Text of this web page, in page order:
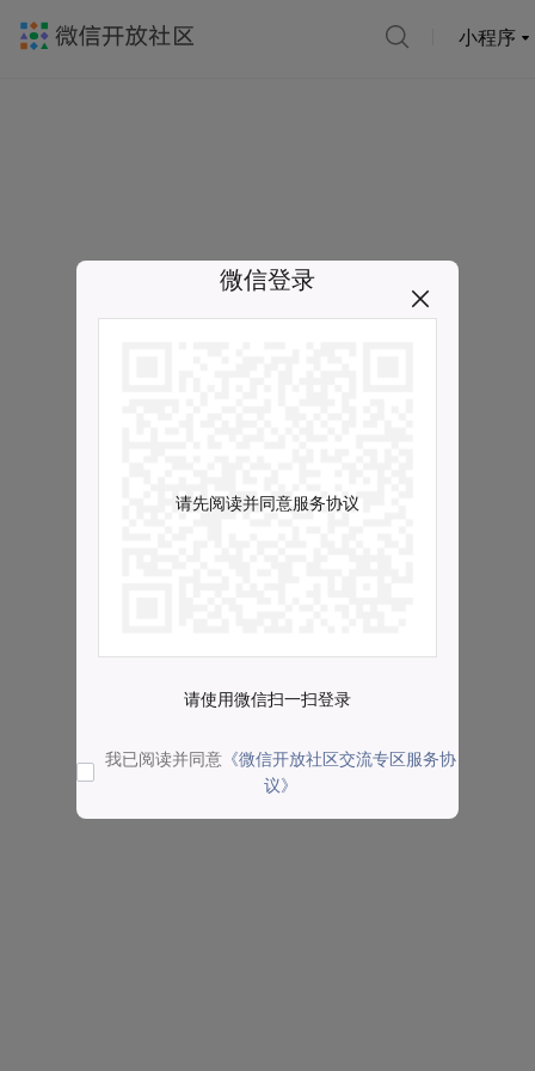
小程序
微信登录
请先阅读并同意服务协议
请使用微信扫一扫登录
我已阅读并同意 《微信开放社区交流专区服务协
议》